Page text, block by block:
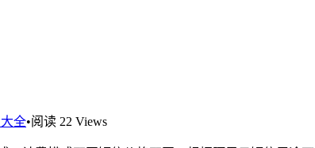
全•阅读 22 Views